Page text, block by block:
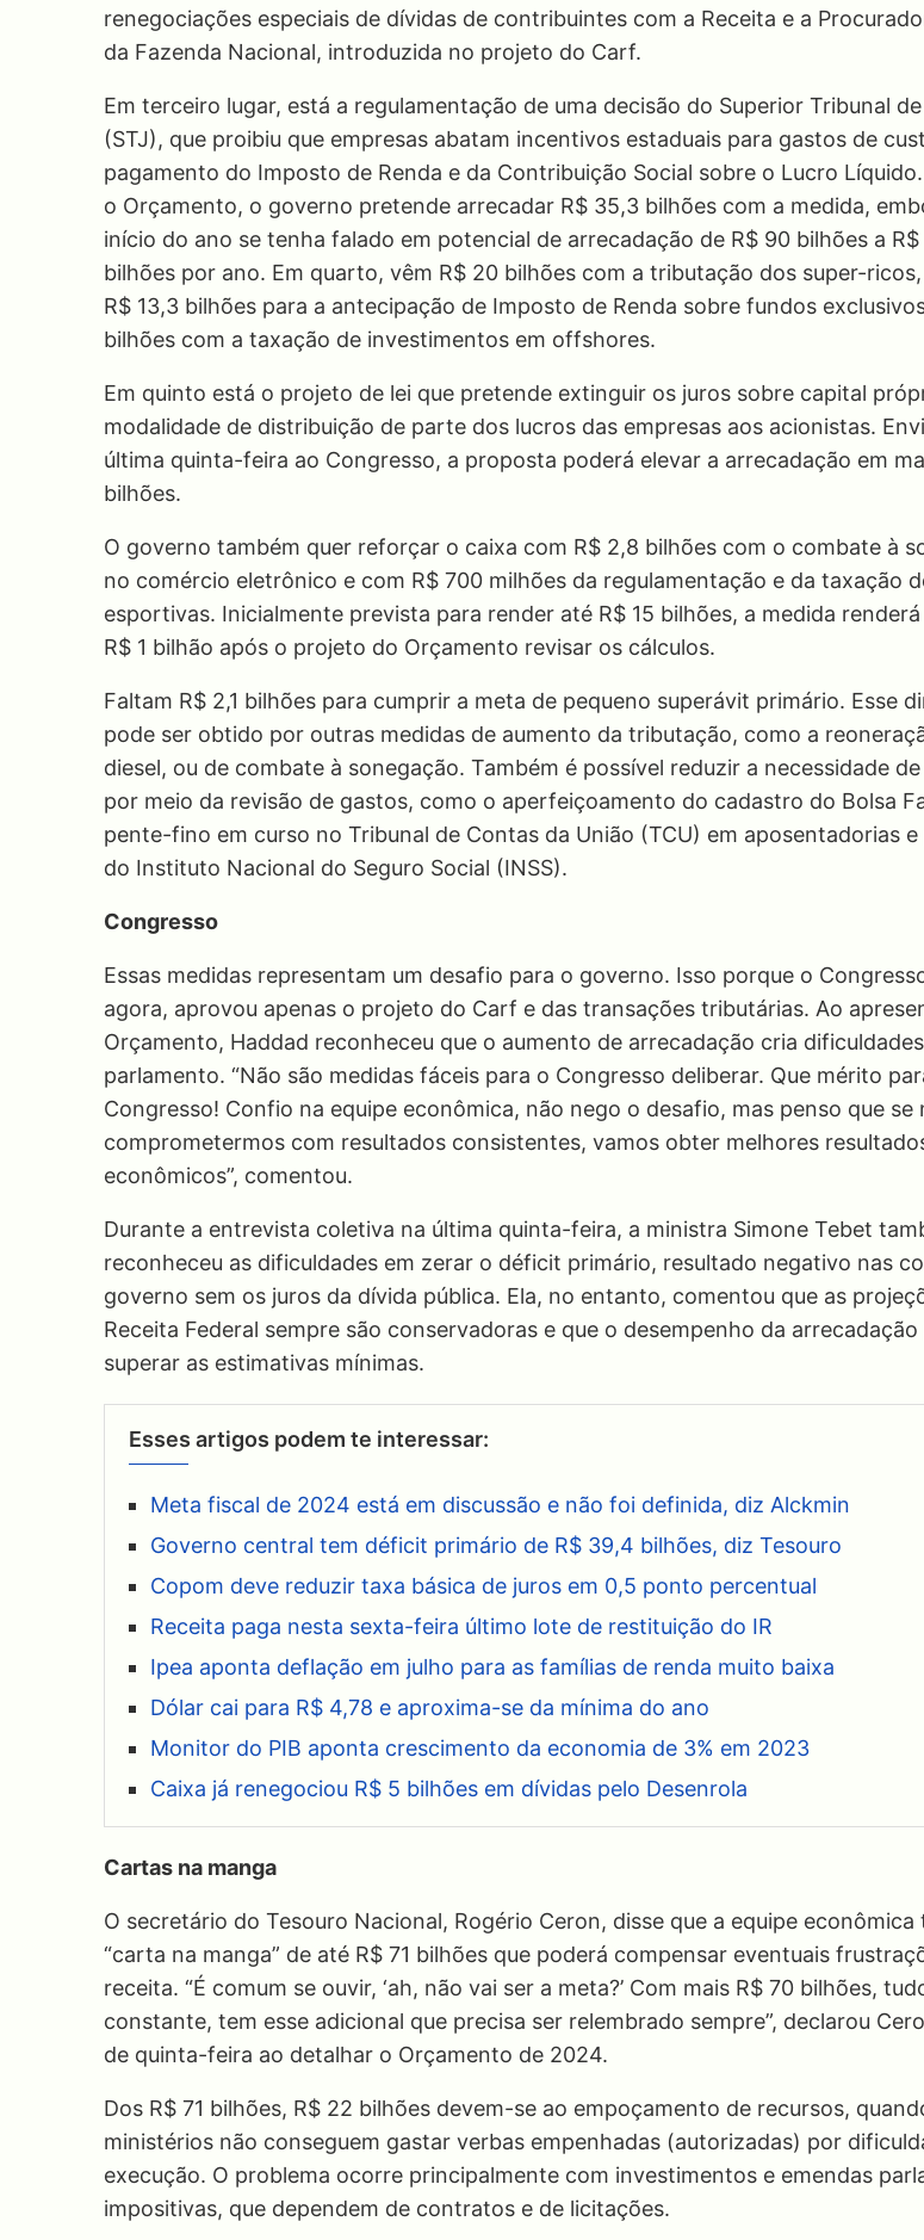
renegociações especiais de dívidas de contribuintes com a Receita e a
da Fazenda Nacional, introduzida no projeto do Carf.
Em terceiro lugar, está a regulamentação de uma decisão do Superior Tribunal
(STJ), que proibiu que empresas abatam incentivos estaduais para gastos de
pagamento do Imposto de Renda e da Contribuição Social sobre o Lucro
o Orçamento, o governo pretende arrecadar R$ 35,3 bilhões com a medida,
início do ano se tenha falado em potencial de arrecadação de R$ 90 bilhões a R$
bilhões por ano. Em quarto, vêm R$ 20 bilhões com a tributação dos super-
R$ 13,3 bilhões para a antecipação de Imposto de Renda sobre fundos
bilhões com a taxação de investimentos em offshores.
Em quinto está o projeto de lei que pretende extinguir os juros sobre capital
modalidade de distribuição de parte dos lucros das empresas aos acionistas.
última quinta-feira ao Congresso, a proposta poderá elevar a arrecadação em
bilhões.
O governo também quer reforçar o caixa com R$ 2,8 bilhões com o combate à
no comércio eletrônico e com R$ 700 milhões da regulamentação e da taxação
esportivas. Inicialmente prevista para render até R$ 15 bilhões, a medida
R$ 1 bilhão após o projeto do Orçamento revisar os cálculos.
Faltam R$ 2,1 bilhões para cumprir a meta de pequeno superávit primário. Esse
pode ser obtido por outras medidas de aumento da tributação, como a
diesel, ou de combate à sonegação. Também é possível reduzir a necessidade
por meio da revisão de gastos, como o aperfeiçoamento do cadastro do Bolsa
pente-fino em curso no Tribunal de Contas da União (TCU) em aposentadorias e
do Instituto Nacional do Seguro Social (INSS).
Congresso
Essas medidas representam um desafio para o governo. Isso porque o
agora, aprovou apenas o projeto do Carf e das transações tributárias. Ao
Orçamento, Haddad reconheceu que o aumento de arrecadação cria
parlamento. “Não são medidas fáceis para o Congresso deliberar. Que mérito
Congresso! Confio na equipe econômica, não nego o desafio, mas penso que se
comprometermos com resultados consistentes, vamos obter melhores
econômicos”, comentou.
Durante a entrevista coletiva na última quinta-feira, a ministra Simone Tebet
reconheceu as dificuldades em zerar o déficit primário, resultado negativo nas
governo sem os juros da dívida pública. Ela, no entanto, comentou que as
Receita Federal sempre são conservadoras e que o desempenho da
superar as estimativas mínimas.
Esses artigos podem te interessar:
Meta fiscal de 2024 está em discussão e não foi definida, diz Alckmin
Governo central tem déficit primário de R$ 39,4 bilhões, diz Tesouro
Copom deve reduzir taxa básica de juros em 0,5 ponto percentual
Receita paga nesta sexta-feira último lote de restituição do IR
Ipea aponta deflação em julho para as famílias de renda muito baixa
Dólar cai para R$ 4,78 e aproxima-se da mínima do ano
Monitor do PIB aponta crescimento da economia de 3% em 2023
Caixa já renegociou R$ 5 bilhões em dívidas pelo Desenrola
Cartas na manga
O secretário do Tesouro Nacional, Rogério Ceron, disse que a equipe econômica
“carta na manga” de até R$ 71 bilhões que poderá compensar eventuais
receita. “É comum se ouvir, ‘ah, não vai ser a meta?’ Com mais R$ 70 bilhões,
constante, tem esse adicional que precisa ser relembrado sempre”, declarou
de quinta-feira ao detalhar o Orçamento de 2024.
Dos R$ 71 bilhões, R$ 22 bilhões devem-se ao empoçamento de recursos,
ministérios não conseguem gastar verbas empenhadas (autorizadas) por
execução. O problema ocorre principalmente com investimentos e emendas
impositivas, que dependem de contratos e de licitações.